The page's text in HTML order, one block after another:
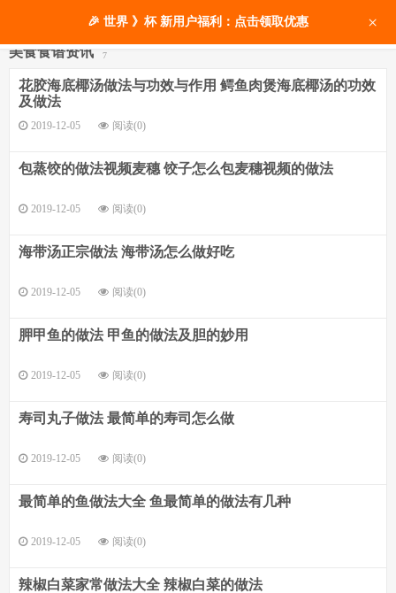
美食食谱资讯 7
花胶海底椰汤做法与功效与作用 鳄鱼肉煲海底椰汤的功效
及做法
2019-12-05 阅读(0)
包蒸饺的做法视频麦穗 饺子怎么包麦穗视频的做法
2019-12-05 阅读(0)
海带汤正宗做法 海带汤怎么做好吃
2019-12-05 阅读(0)
胛甲鱼的做法 甲鱼的做法及胆的妙用
2019-12-05 阅读(0)
寿司丸子做法 最简单的寿司怎么做
2019-12-05 阅读(0)
最简单的鱼做法大全 鱼最简单的做法有几种
2019-12-05 阅读(0)
辣椒白菜家常做法大全 辣椒白菜的做法
🎉 世界 》杯 新用户福利：点击领取优惠 ×